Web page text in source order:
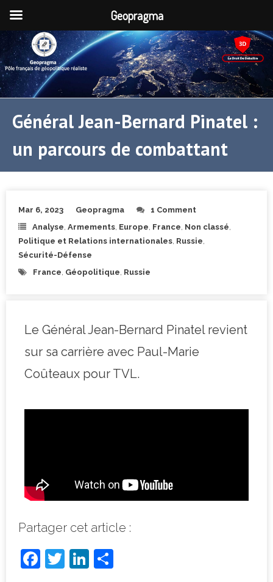
Général Jean-Bernard Pinatel :
un parcours de combattant
Mar 6, 2023 Geopragma
1 Comment
Analyse Armements Europe France Non classé
Politique et Relations internationales Russie
Sécurité-Défense
France Géopolitique Russie
Le Général Jean-Bernard Pinatel revient
sur sa carrière avec Paul-Marie
Coûteaux pour TVL.
Partager cet article :
F
T
Li
Geopragma